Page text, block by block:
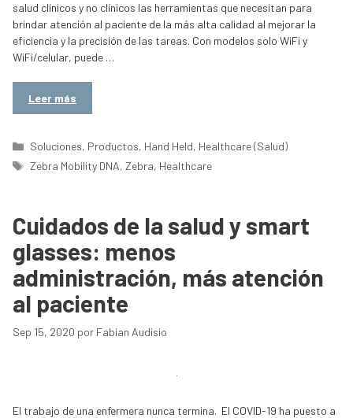
salud clínicos y no clínicos las herramientas que necesitan para
brindar atención al paciente de la más alta calidad al mejorar la
eficiencia y la precisión de las tareas. Con modelos solo WiFi y
WiFi/celular, puede …
Leer más
Categorías
Soluciones, Productos, Hand Held, Healthcare (Salud)
Etiquetas
Zebra Mobility DNA,Zebra, Healthcare
Cuidados de la salud y smart
glasses: menos
administración, más atención
al paciente
Sep 15, 2020 por Fabian Audisio
El trabajo de una enfermera nunca termina. El COVID-19 ha puesto a